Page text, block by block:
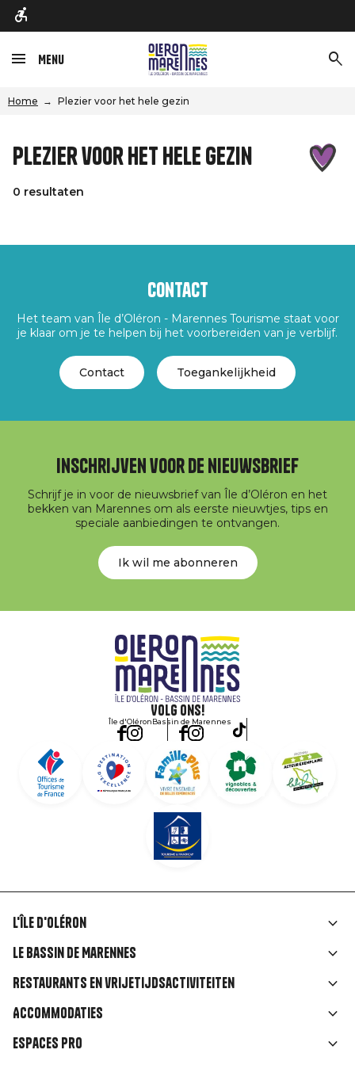
Menu
Home Plezier voor het hele gezin
Plezier voor het hele gezin
0 resultaten
Contact
Het team van Île d’Oléron - Marennes Tourisme staat voor
je klaar om je te helpen bij het voorbereiden van je verblijf.
Contact Toegankelijkheid
Inschrijven voor de nieuwsbrief
Schrijf je in voor de nieuwsbrief van Île d’Oléron en het
bekken van Marennes om als eerste nieuwtjes, tips en
speciale aanbiedingen te ontvangen.
Ik wil me abonneren
Volg ons!
Île d'OléronBassin de Marennes
Liens
rubriques
L'île d'Oléron
Le Bassin de Marennes
Restaurants en vrijetijdsactiviteiten
Accommodaties
Espaces Pro